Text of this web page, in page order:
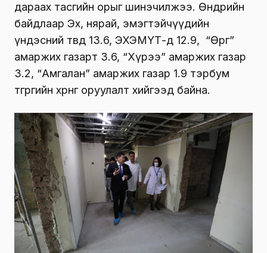
дараах тасгийн орыг шинэчилжээ. Өнөөдрийн
байдлаар Эх, нярай, эмэгтэйчүүдийн
үндэсний төвд 13.6, ЭХЭМҮТ-д 12.9, “Өргөө”
амаржих газарт 3.6, “Хүрээ” амаржих газар
3.2, “Амгалан” амаржих газар 1.9 тэрбум
төгрөгийн хөрөнгө оруулалт хийгээд байна.